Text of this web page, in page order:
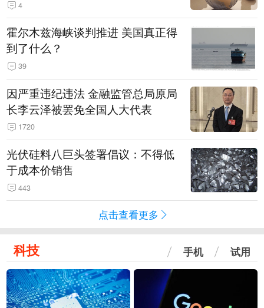
4
霍尔木兹海峡谈判推进 美国真正得
到了什么？
39
因严重违纪违法 金融监管总局原局
长李云泽被罢免全国人大代表
1720
光伏硅料八巨头签署倡议：不得低
于成本价销售
443
点击查看更多
科技 手机 试用